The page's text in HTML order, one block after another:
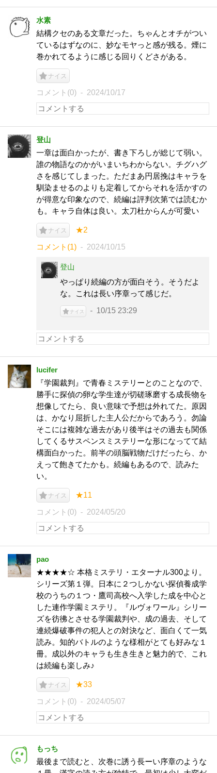
水素
結構クセのある文章だった。ちゃんとオチがつい
ているはずなのに、妙なモヤっと感が残る。煙に
巻かれてるように感じる回りくどさがある。
ナイス
コメント(0) 2024/10/17
登山
一章は面白かったが、書き下ろしが総じて弱い。
誰の物語なのかがいまいちわからない。チグハグ
さを感じてしまった。ただまあ円居挽はキャラを
馴染ませるのよりも定着してからそれを活かすの
が得意な印象なので、続編は評判次第では読むか
も。キャラ自体は良い。太刀杜からんが可愛い
ナイス ★2
コメント(1) 2024/10/15
登山
やっぱり続編の方が面白そう。そうだよ
な。これは長い序章って感じだ。
ナイス 10/15 23:29
lucifer
『学園裁判』で青春ミステリーとのことなので、
勝手に探偵の卵な学生達が切磋琢磨する成長物を
想像してたら、良い意味で予想は外れてた。原因
は、かなり屈折した主人公だからであろう。勿論
そこには複雑な過去があり後半はその過去も関係
してくるサスペンスミステリーな形になってて結
構面白かった。前半の頭脳戦物だけだったら、か
えって飽きてたかも。続編もあるので、読みた
い。
ナイス ★11
コメント(0) 2024/05/20
pao
★★★★☆ 本格ミステリ・エターナル300より。
シリーズ第１弾。日本に２つしかない探偵養成学
校のうちの１つ・鷹司高校へ入学した成を中心と
した連作学園ミステリ。『ルヴォワール』シリー
ズを彷彿とさせる学園裁判や、成の過去、そして
連続爆破事件の犯人との対決など、面白くて一気
読み。知的バトルのような様相がとても好みな１
冊。成以外のキャラも生き生きと魅力的で、これ
は続編も楽しみ♪
ナイス ★33
コメント(0) 2024/05/07
もっち
最後まで読むと、次巻に誘う長ーい序章のような